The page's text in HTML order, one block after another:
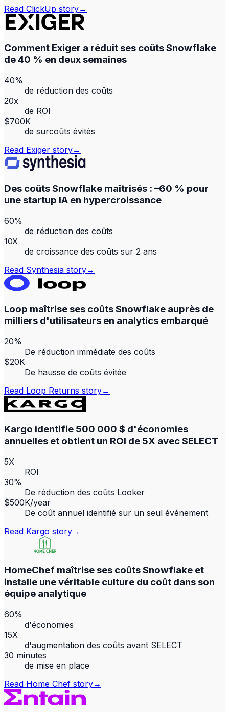
Read ClickUp story→
Comment Exiger a réduit ses coûts Snowflake
de 40 % en deux semaines
40%
de réduction des coûts
20x
de ROI
$700K
de surcoûts évités
Read Exiger story→
Des coûts Snowflake maîtrisés : –60 % pour
une startup IA en hypercroissance
60%
de réduction des coûts
10X
de croissance des coûts sur 2 ans
Read Synthesia story→
Loop maîtrise ses coûts Snowflake auprès de
milliers d'utilisateurs en analytics embarqué
20%
De réduction immédiate des coûts
$20K
De hausse de coûts évitée
Read Loop Returns story→
Kargo identifie 500 000 $ d'économies
annuelles et obtient un ROI de 5X avec SELECT
5X
ROI
30%
De réduction des coûts Looker
$500K/year
De coût annuel identifié sur un seul événement
Read Kargo story→
HomeChef maîtrise ses coûts Snowflake et
installe une véritable culture du coût dans son
équipe analytique
60%
d'économies
15X
d'augmentation des coûts avant SELECT
30 minutes
de mise en place
Read Home Chef story→